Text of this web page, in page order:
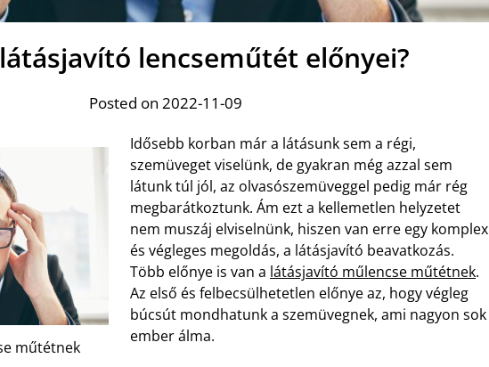
lencseműtét előnyei?
Posted on 2022-11-09
műtétnek
Idősebb korban már a látásunk sem a régi,
szemüveget viselünk, de gyakran még azzal sem
látunk túl jól, az olvasószemüveggel pedig már rég
megbarátkoztunk. Ám ezt a kellemetlen helyzetet
nem muszáj elviselnünk, hiszen van erre egy komplex
és végleges megoldás, a látásjavító beavatkozás.
Több előnye is van a látásjavító műlencse műtétnek.
Az első és felbecsülhetetlen előnye az, hogy végleg
búcsút mondhatunk a szemüvegnek, ami nagyon sok
ember álma.